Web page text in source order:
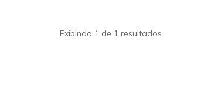
Exibindo 1 de 1 resultados